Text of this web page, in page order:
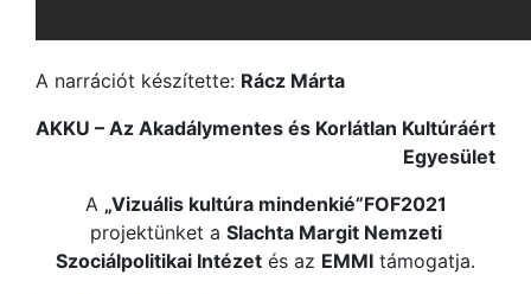
A narrációt készítette: Rácz Márta
AKKU – Az Akadálymentes és Korlátlan Kultúráért
Egyesület
A „Vizuális kultúra mindenkié”FOF2021
projektünket a Slachta Margit Nemzeti
Szociálpolitikai Intézet és az EMMI támogatja.